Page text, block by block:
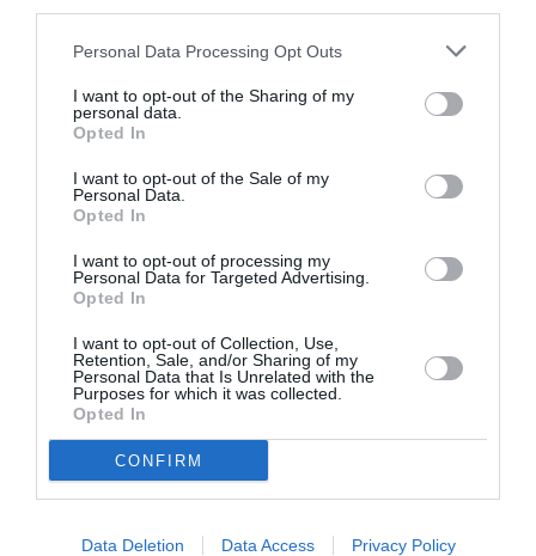
Personal Data Processing Opt Outs
I want to opt-out of the Sharing of my
personal data.
Opted In
I want to opt-out of the Sale of my
Personal Data.
Opted In
I want to opt-out of processing my
Personal Data for Targeted Advertising.
Opted In
I want to opt-out of Collection, Use,
Retention, Sale, and/or Sharing of my
Personal Data that Is Unrelated with the
Purposes for which it was collected.
Opted In
CONFIRM
Data Deletion Data Access Privacy Policy
LAISSER UN COMMENTAIRE
Appel aux lecteurs !
Soutenez Air Journal participez